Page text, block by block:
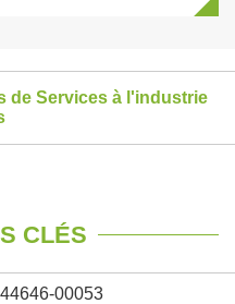
de Services à l'industrie
CLÉS
00053